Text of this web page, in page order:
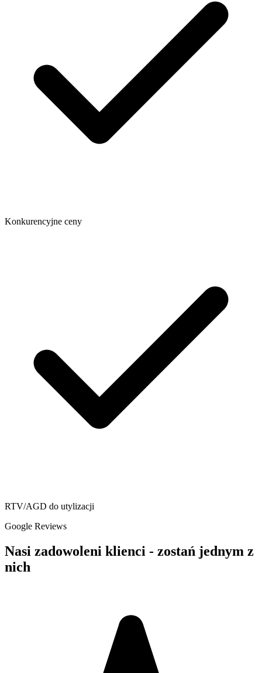
Konkurencyjne ceny
RTV/AGD do utylizacji
Google Reviews
Nasi zadowoleni klienci - zostań jednym z
nich